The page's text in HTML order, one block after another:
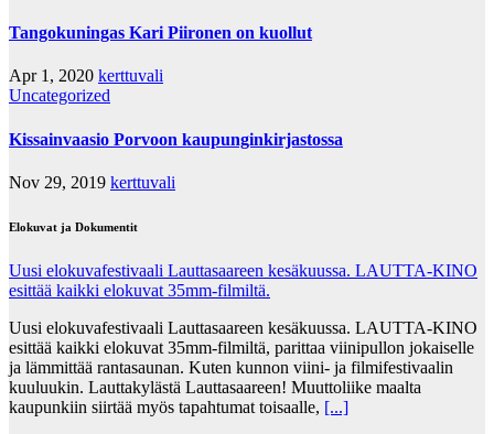
Tangokuningas Kari Piironen on kuollut
Apr 1, 2020 kerttuvali
Uncategorized
Kissainvaasio Porvoon kaupunginkirjastossa
Nov 29, 2019 kerttuvali
Elokuvat ja Dokumentit
Uusi elokuvafestivaali Lauttasaareen kesäkuussa. LAUTTA-KINO
esittää kaikki elokuvat 35mm-filmiltä.
Uusi elokuvafestivaali Lauttasaareen kesäkuussa. LAUTTA-KINO
esittää kaikki elokuvat 35mm-filmiltä, parittaa viinipullon jokaiselle
ja lämmittää rantasaunan. Kuten kunnon viini- ja filmifestivaalin
kuuluukin. Lauttakylästä Lauttasaareen! Muuttoliike maalta
kaupunkiin siirtää myös tapahtumat toisaalle, [...]